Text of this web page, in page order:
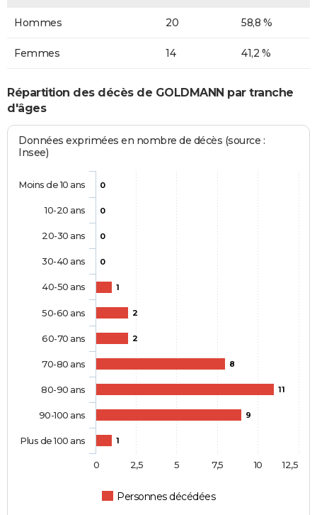
Hommes 20 58,8 %
Femmes 14 41,2 %
Répartition des décès de GOLDMANN par tranche
d'âges
Données exprimées en nombre de décès (source :
Insee)
0
0
0
0
1
2
2
8
11
9
1
Personnes décédées
Moins de 10 ans
10-20 ans
20-30 ans
30-40 ans
40-50 ans
50-60 ans
60-70 ans
70-80 ans
80-90 ans
90-100 ans
Plus de 100 ans
0 10
2,5 5 7,5 12,5